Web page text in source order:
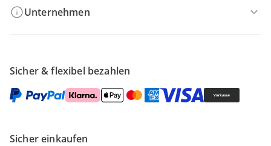
Unternehmen
Sicher & flexibel bezahlen
Sicher einkaufen